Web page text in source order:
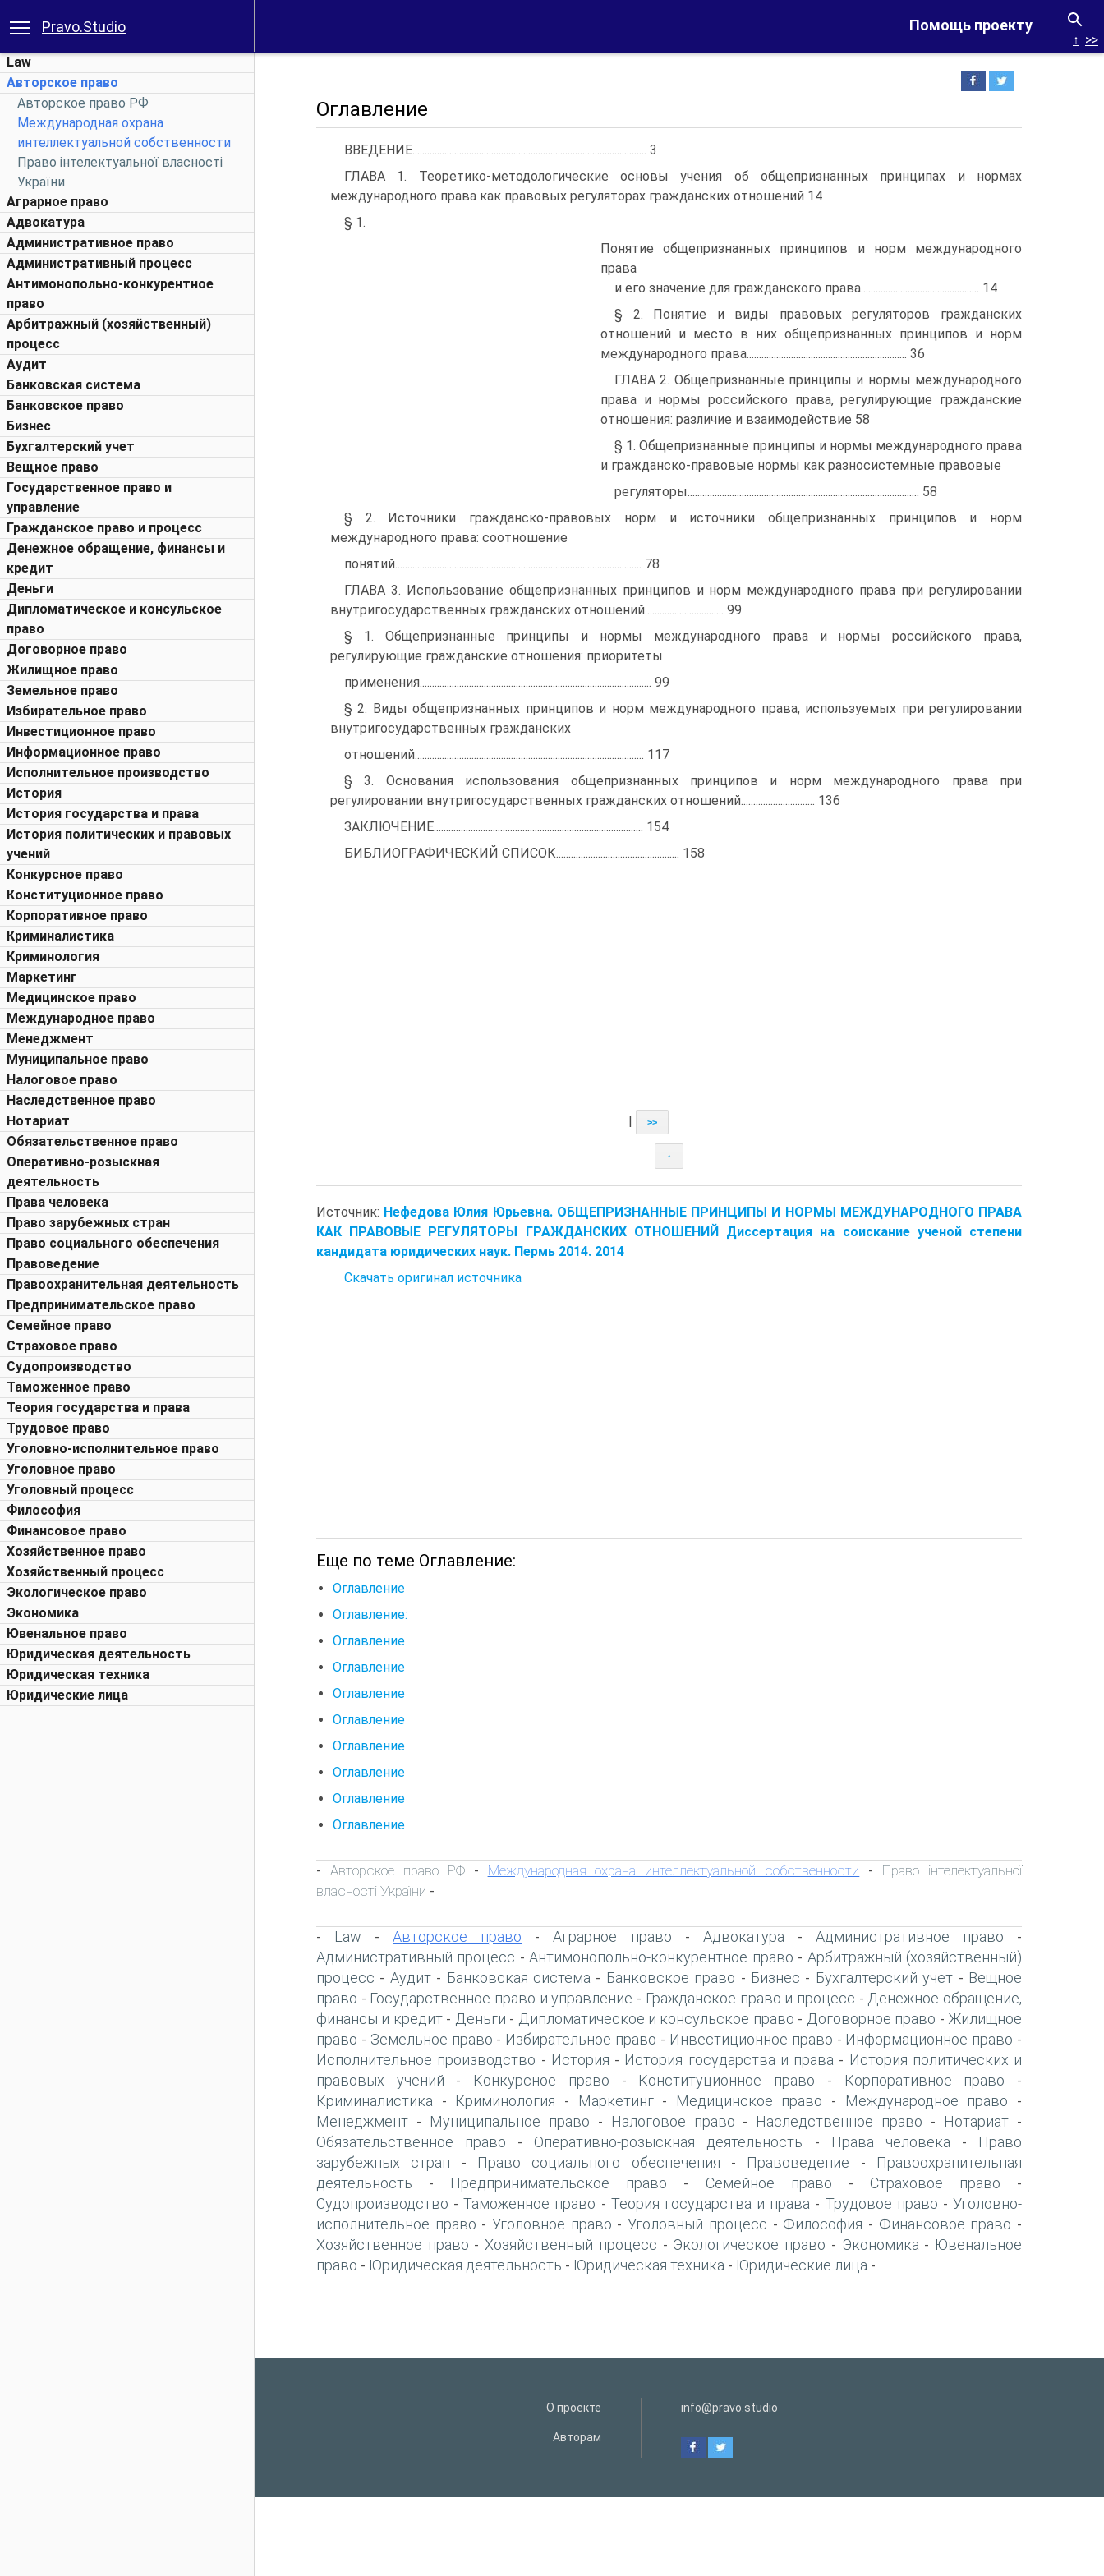
Помощь проекту
Pravo.Studio
Law
Авторское право
Авторское право РФ
Международная охрана
интеллектуальной собственности
Право інтелектуальної власності
України
Аграрное право
Адвокатура
Административное право
Административный процесс
Антимонопольно-конкурентное
право
Арбитражный (хозяйственный)
процесс
Аудит
Банковская система
Банковское право
Бизнес
Бухгалтерский учет
Вещное право
Государственное право и
управление
Гражданское право и процесс
Денежное обращение, финансы и
кредит
Деньги
Дипломатическое и консульское
право
Договорное право
Жилищное право
Земельное право
Избирательное право
Инвестиционное право
Информационное право
Исполнительное производство
История
История государства и права
История политических и правовых
учений
Конкурсное право
Конституционное право
Корпоративное право
Криминалистика
Криминология
Маркетинг
Медицинское право
Международное право
Менеджмент
Муниципальное право
Налоговое право
Наследственное право
Нотариат
Обязательственное право
Оперативно-розыскная
деятельность
Права человека
Право зарубежных стран
Право социального обеспечения
Правоведение
Правоохранительная деятельность
Предпринимательское право
Семейное право
Страховое право
Судопроизводство
Таможенное право
Теория государства и права
Трудовое право
Уголовно-исполнительное право
Уголовное право
Уголовный процесс
Философия
Финансовое право
Хозяйственное право
Хозяйственный процесс
Экологическое право
Экономика
Ювенальное право
Юридическая деятельность
Юридическая техника
Юридические лица
↑ >>
Оглавление
ВВЕДЕНИЕ............................................................................................... 3
ГЛАВА 1. Теоретико-методологические основы учения об общепризнанных принципах и нормах
международного права как правовых регуляторах гражданских отношений 14
§ 1.
Понятие общепризнанных принципов и норм международного
права
и его значение для гражданского права................................................ 14
§ 2. Понятие и виды правовых регуляторов гражданских
отношений и место в них общепризнанных принципов и норм
международного права................................................................. 36
ГЛАВА 2. Общепризнанные принципы и нормы международного
права и нормы российского права, регулирующие гражданские
отношения: различие и взаимодействие 58
§ 1. Общепризнанные принципы и нормы международного права
и гражданско-правовые нормы как разносистемные правовые
регуляторы.............................................................................................. 58
§ 2. Источники гражданско-правовых норм и источники общепризнанных принципов и норм
международного права: соотношение
понятий.................................................................................................... 78
ГЛАВА 3. Использование общепризнанных принципов и норм международного права при регулировании
внутригосударственных гражданских отношений................................ 99
§ 1. Общепризнанные принципы и нормы международного права и нормы российского права,
регулирующие гражданские отношения: приоритеты
применения.............................................................................................. 99
§ 2. Виды общепризнанных принципов и норм международного права, используемых при регулировании
внутригосударственных гражданских
отношений............................................................................................. 117
§ 3. Основания использования общепризнанных принципов и норм международного права при
регулировании внутригосударственных гражданских отношений.............................. 136
ЗАКЛЮЧЕНИЕ..................................................................................... 154
БИБЛИОГРАФИЧЕСКИЙ СПИСОК.................................................. 158
>>
↑
Источник: Нефедова Юлия Юрьевна. ОБЩЕПРИЗНАННЫЕ ПРИНЦИПЫ И НОРМЫ МЕЖДУНАРОДНОГО ПРАВА
КАК ПРАВОВЫЕ РЕГУЛЯТОРЫ ГРАЖДАНСКИХ ОТНОШЕНИЙ Диссертация на соискание ученой степени
кандидата юридических наук. Пермь 2014. 2014
Скачать оригинал источника
Еще по теме Оглавление:
Оглавление
Оглавление:
Оглавление
Оглавление
Оглавление
Оглавление
Оглавление
Оглавление
Оглавление
Оглавление
- Авторское право РФ- Международная охрана интеллектуальной собственности - Право інтелектуальної
власності України -
- Law -Авторское право -Аграрное право - Адвокатура - Административное право -
Административный процесс -Антимонопольно-конкурентное право - Арбитражный (хозяйственный)
процесс - Аудит- Банковская система - Банковское право - Бизнес - Бухгалтерский учет - Вещное
право - Государственное право и управление - Гражданское право и процесс - Денежное обращение,
финансы и кредит- Деньги - Дипломатическое и консульское право - Договорное право - Жилищное
право - Земельное право - Избирательное право - Инвестиционное право - Информационное право -
Исполнительное производство - История - История государства и права - История политических и
правовых учений - Конкурсное право - Конституционное право - Корпоративное право -
Криминалистика - Криминология - Маркетинг- Медицинское право - Международное право -
Менеджмент - Муниципальное право - Налоговое право - Наследственное право - Нотариат -
Обязательственное право - Оперативно-розыскная деятельность - Права человека -
Право
зарубежных стран - Право социального обеспечения - Правоведение -
Правоохранительная
деятельность - Предпринимательское право - Семейное право - Страховое право -
Судопроизводство -Таможенное право - Теория государства и права - Трудовое право -Уголовно-
исполнительное право -Уголовное право -Уголовный процесс - Философия - Финансовое право -
Хозяйственное право - Хозяйственный процесс - Экологическое право - Экономика - Ювенальное
право - Юридическая деятельность - Юридическая техника - Юридические лица -
О проекте
Авторам
info@pravo.studio